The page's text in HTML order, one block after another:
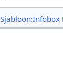
Sjabloon:Infobox